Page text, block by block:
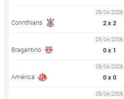
09/04/2006
Corinthians 2 x 2
09/04/2006
Bragantino 0 x 1
09/04/2006
América 0 x 0
09/04/2006